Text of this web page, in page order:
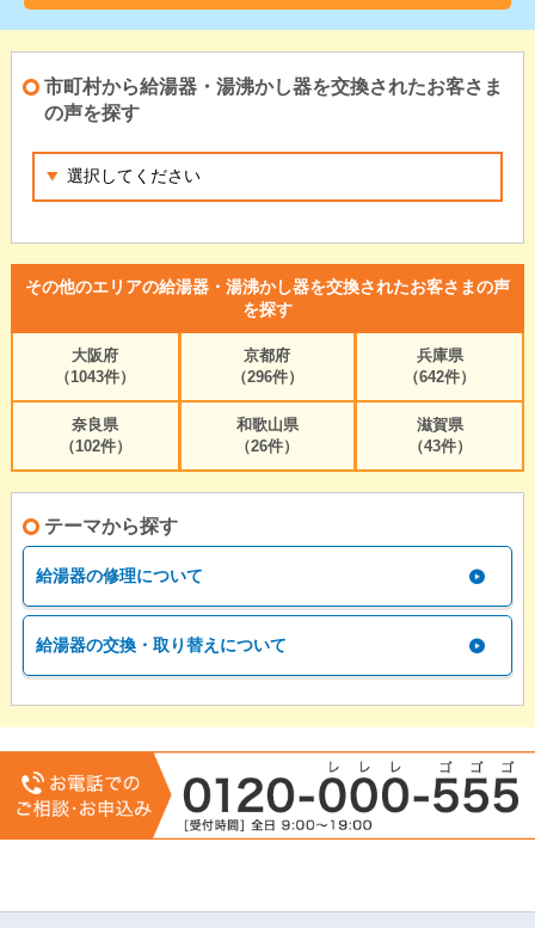
市町村から給湯器・湯沸かし器を交換されたお客さま
の声を探す
その他のエリアの給湯器・湯沸かし器を交換されたお客さまの声
を探す
大阪府
（1043件）
京都府
（296件）
兵庫県
（642件）
奈良県
（102件）
和歌山県
（26件）
滋賀県
（43件）
テーマから探す
給湯器の修理について
給湯器の交換・取り替えについて